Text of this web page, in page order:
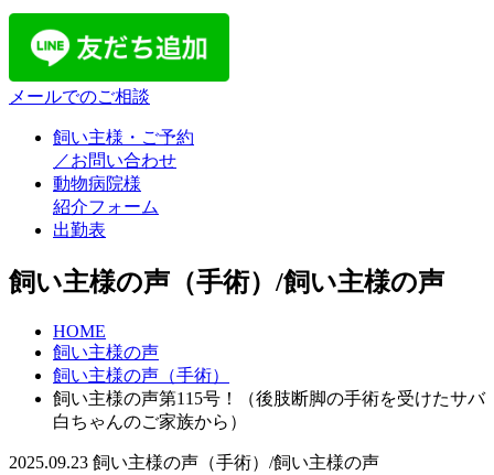
メールでのご相談
飼い主様・ご予約
／お問い合わせ
動物病院様
紹介フォーム
出勤表
飼い主様の声（手術）/飼い主様の声
HOME
飼い主様の声
飼い主様の声（手術）
飼い主様の声第115号！（後肢断脚の手術を受けたサバ
白ちゃんのご家族から）
2025.09.23 飼い主様の声（手術）/飼い主様の声